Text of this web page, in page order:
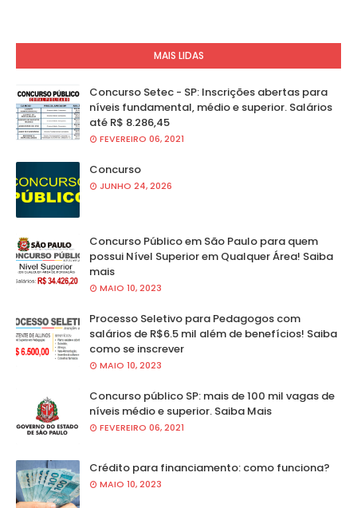
MAIS LIDAS
Concurso Setec - SP: Inscrições abertas para
níveis fundamental, médio e superior. Salários
até R$ 8.286,45
FEVEREIRO 06, 2021
Concurso
JUNHO 24, 2026
Concurso Público em São Paulo para quem
possui Nível Superior em Qualquer Área! Saiba
mais
MAIO 10, 2023
Processo Seletivo para Pedagogos com
salários de R$6.5 mil além de benefícios! Saiba
como se inscrever
MAIO 10, 2023
Concurso público SP: mais de 100 mil vagas de
níveis médio e superior. Saiba Mais
FEVEREIRO 06, 2021
Crédito para financiamento: como funciona?
MAIO 10, 2023